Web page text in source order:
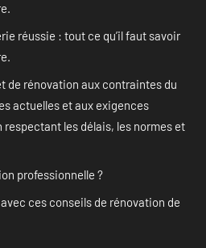
réussie : tout ce qu’il faut savoir
de rénovation aux contraintes du
actuelles et aux exigences
les délais, les normes et
professionnelle ?
ces conseils de rénovation de